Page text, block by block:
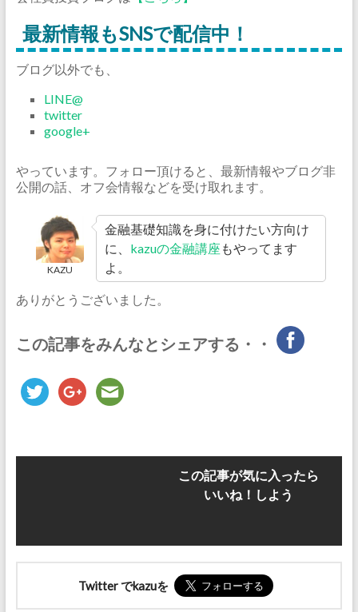
最新情報もSNSで配信中！
ブログ以外でも、
LINE@
twitter
google+
やっています。フォロー頂けると、最新情報やブログ非
公開の話、オフ会情報などを受け取れます。
KAZU
金融基礎知識を身に付けたい方向け
に、 kazuの金融講座 もやってます
よ。
ありがとうございました。
この記事をみんなとシェアする・・
この記事が気に入ったら
いいね！しよう
Twitter でkazuを